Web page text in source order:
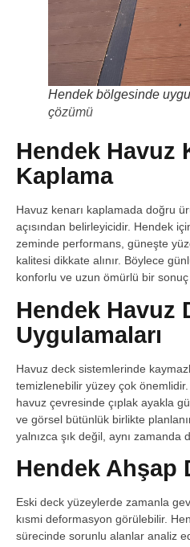
Hendek bölgesinde
çözümü
Hendek Havuz
Kaplama
Havuz kenarı kaplamada doğru
açısından belirleyicidir. Hendek
zeminde performans, güneşte
kalitesi dikkate alınır. Böylece
konforlu ve uzun ömürlü bir sonuç
Hendek Havuz
Uygulamaları
Havuz deck sistemlerinde
temizlenebilir yüzey çok
havuz çevresinde çıplak ayakla
ve görsel bütünlük birlikte
yalnızca şık değil, aynı zamanda
Hendek Ahşap
Eski deck yüzeylerde zamanla
kısmi deformasyon görülebilir.
sürecinde sorunlu alanlar analiz